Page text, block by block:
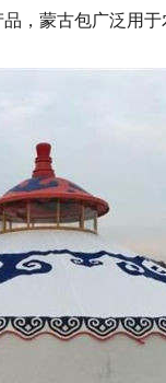
，蒙古包广泛用于